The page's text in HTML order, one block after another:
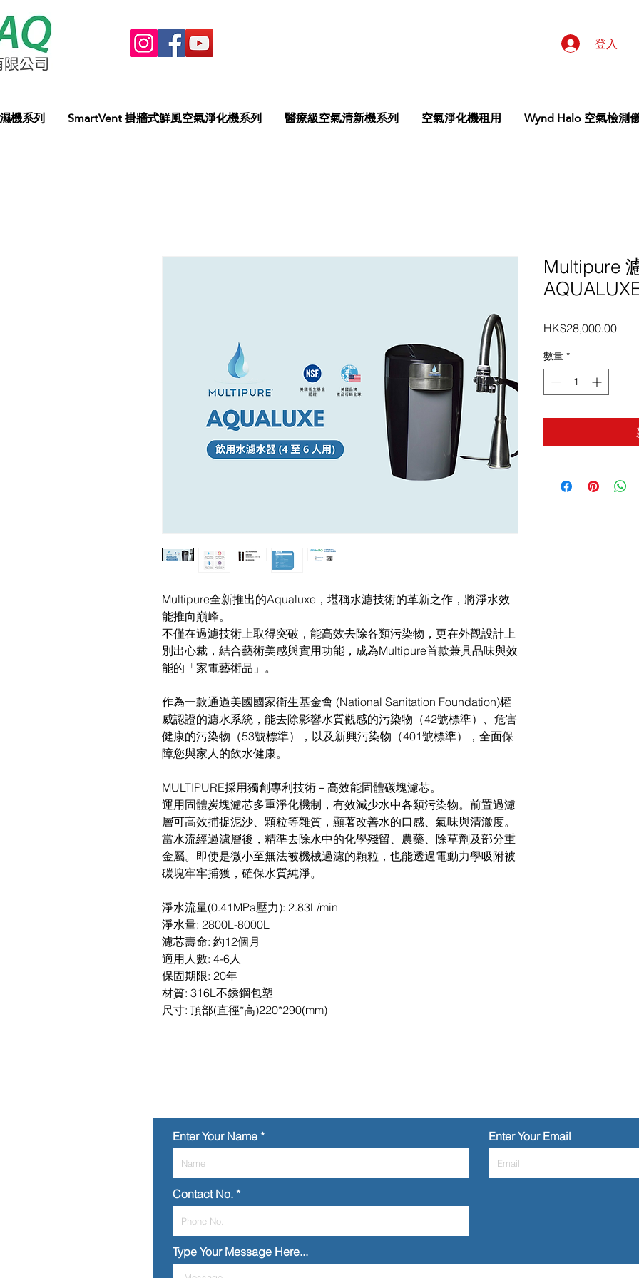
登入
機系列 SmartVent 掛牆式鮮風空氣淨化機系列 醫療級空氣清新機系列 空氣淨化機租用 Wynd Halo 空氣檢測
Multipure全新推出的Aqualuxe，堪稱水濾技術的革新之作，將淨水效
能推向巔峰。
不僅在過濾技術上取得突破，能高效去除各類污染物，更在外觀設計上
別出心裁，結合藝術美感與實用功能，成為Multipure首款兼具品味與效
能的「家電藝術品」。
作為一款通過美國國家衛生基金會 (National Sanitation Foundation)權
威認證的濾水系統，能去除影響水質觀感的污染物（42號標準）、危害
健康的污染物（53號標準），以及新興污染物（401號標準），全面保
障您與家人的飲水健康。
MULTIPURE採用獨創專利技術－高效能固體碳塊濾芯。
運用固體炭塊濾芯多重淨化機制，有效減少水中各類污染物。前置過濾
層可高效捕捉泥沙、顆粒等雜質，顯著改善水的口感、氣味與清澈度。
當水流經過濾層後，精準去除水中的化學殘留、農藥、除草劑及部分重
金屬。即使是微小至無法被機械過濾的顆粒，也能透過電動力學吸附被
碳塊牢牢捕獲，確保水質純淨。
淨水流量(0.41MPa壓力): 2.83L/min
淨水量: 2800L-8000L
濾芯壽命: 約12個月
適用人數: 4-6人
保固期限: 20年
材質: 316L不銹鋼包塑
尺寸: 頂部(直徑*高)220*290(mm)
Multipure
HK$28,000.00價
數量 *
Enter Your Name Enter Your Email
Contact No.
Type Your Message Here...